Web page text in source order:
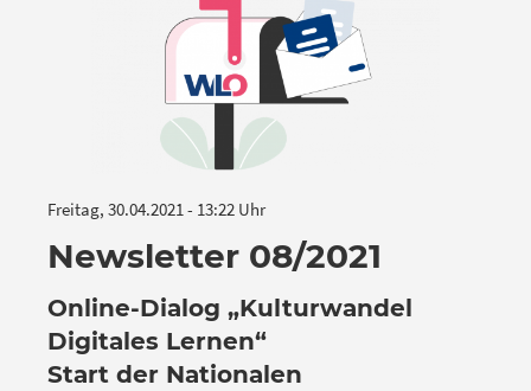
Freitag, 30.04.2021 - 13:22 Uhr
Newsletter 08/2021
Online-Dialog „Kulturwandel
Digitales Lernen“
Start der Nationalen